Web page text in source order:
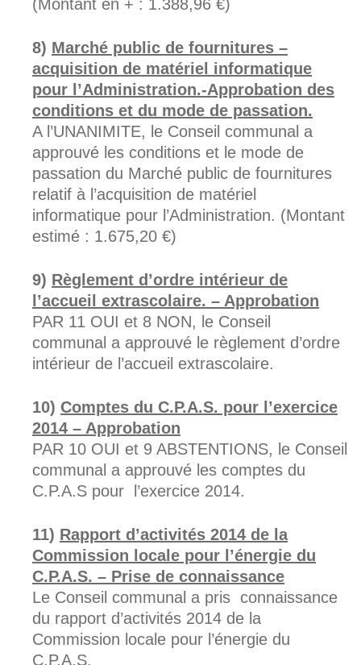
(Montant en + : 1.388,96 €)
Marché public de fournitures –
acquisition de matériel informatique
pour l’Administration.-Approbation des
conditions et du mode de passation.
A l’UNANIMITE, le Conseil communal a
approuvé les conditions et le mode de
passation du Marché public de fournitures
relatif à l’acquisition de matériel
informatique pour l’Administration. (Montant
estimé : 1.675,20 €)
Règlement d’ordre intérieur de
l’accueil extrascolaire. – Approbation
PAR 11 OUI et 8 NON, le Conseil
communal a approuvé le règlement d’ordre
intérieur de l’accueil extrascolaire.
Comptes du C.P.A.S. pour l’exercice
2014 – Approbation
PAR 10 OUI et 9 ABSTENTIONS, le Conseil
communal a approuvé les comptes du
C.P.A.S pour l’exercice 2014.
Rapport d’activités 2014 de la
Commission locale pour l’énergie du
C.P.A.S. – Prise de connaissance
Le Conseil communal a pris connaissance
du rapport d’activités 2014 de la
Commission locale pour l’énergie du
C.P.A.S.